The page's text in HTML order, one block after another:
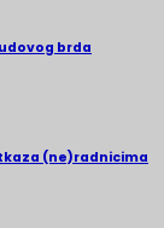
brda
(ne)radnicima